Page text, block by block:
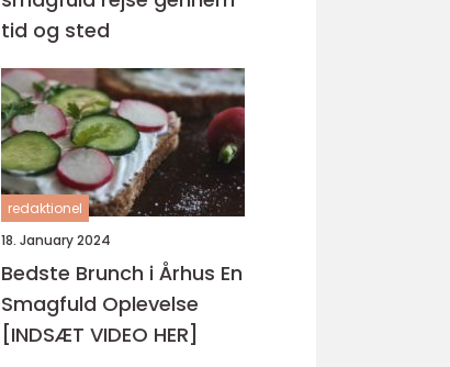
tid og sted
redaktionel
18. January 2024
Bedste Brunch i Århus En
Smagfuld Oplevelse
[INDSÆT VIDEO HER]